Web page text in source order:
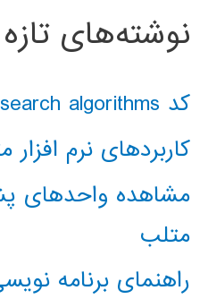
نوشته‌های تازه
کد classical AI search algorithms
کاربردهای نرم افزار
مشاهده واحدهای
متلب
راهنمای برنامه